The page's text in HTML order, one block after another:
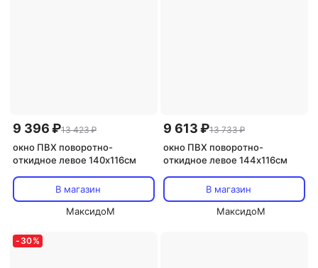
9 396 ₽13 423 ₽
окно ПВХ поворотно-
откидное левое 140х116см
В магазин
МаксидоМ
9 613 ₽13 733 ₽
окно ПВХ поворотно-
откидное левое 144х116см
В магазин
МаксидоМ
- 30%